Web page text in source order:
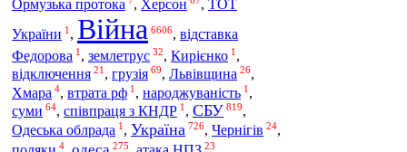
Ормузька протока
, Херсон , ТОТ
України 1 , Війна 6606, відставка
Федорова 1 , землетрус 32, Кирієнко 1 ,
відключення 21 , грузія 69, Львівщина 26,
Хмара 4, втрата рф 1 , народжуваність 1 ,
суми 64, співпраця з КНДР 1 , СБУ 819,
Одеська облрада 1 , Україна 726, Чернігів 24,
4 275 23